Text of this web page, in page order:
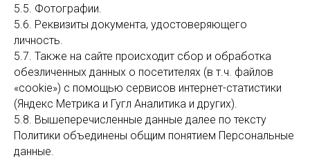
5.5. Фотографии.
5.6. Реквизиты документа, удостоверяющего
личность.
5.7. Также на сайте происходит сбор и обработка
обезличенных данных о посетителях (в т.ч. файлов
«cookie») с помощью сервисов интернет-статистики
(Яндекс Метрика и Гугл Аналитика и других).
5.8. Вышеперечисленные данные далее по тексту
Политики объединены общим понятием Персональные
данные.